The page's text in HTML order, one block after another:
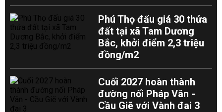
Phú Thọ đấu giá 30 thửa
đất tại xã Tam Dương
Bắc, khởi điểm 2,3 triệu
đồng/m2
Cuối 2027 hoàn thành
đường nối Pháp Vân -
Cầu Giẽ với Vành đai 3